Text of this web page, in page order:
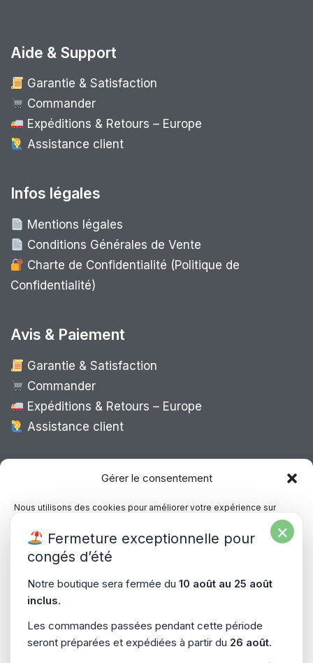
Gérer le consentement
Nous utilisons des cookies pour améliorer votre expérience sur
notre site, analyser le trafic et proposer des contenus personnalisés.
Vous pouvez accepter, refuser ou gérer vos préférences à tout
moment.
Gérer les services
Accepter
Aide & Support
Garantie & Satisfaction
Commander
Expéditions & Retours – Europe
Assistance client
Infos légales
Mentions légales
Conditions Générales de Vente
Charte de Confidentialité (Politique de
Confidentialité)
Avis & Paiement
Garantie & Satisfaction
Commander
Expéditions & Retours – Europe
Assistance client
Expédition Europe
Livraison rapide dans toute l’Europe via
“ Mondial Relay
×
Fermeture exceptionnelle pour
congés d’été
Notre boutique sera fermée du 10 août au 25 août
inclus.
Les commandes passées pendant cette période
seront préparées et expédiées à partir du 26 août.